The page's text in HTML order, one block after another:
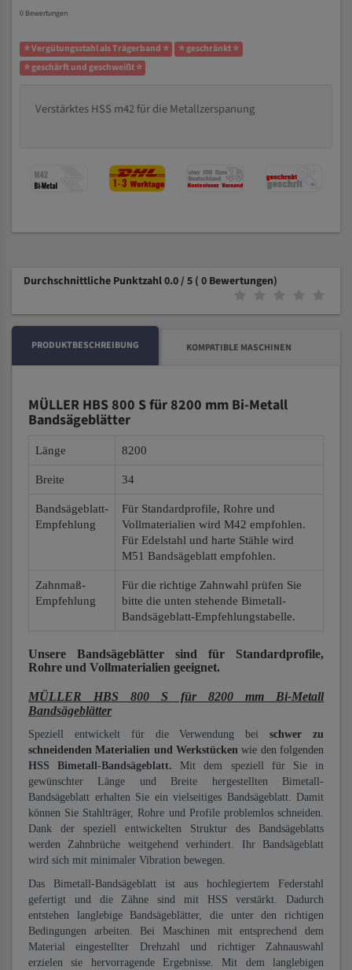
0 Bewertungen
⭐ Vergütungsstahl als Trägerband ⭐
⭐ geschränkt ⭐
⭐ geschärft und geschweißt ⭐
Verstärktes HSS m42 für die Metallzerspanung
Durchschnittliche Punktzahl 0.0 / 5 ( 0 Bewertungen)
PRODUKTBESCHREIBUNG KOMPATIBLE MASCHINEN
MÜLLER HBS 800 S für 8200 mm Bi-Metall
Bandsägeblätter
Länge 8200
Breite 34
Bandsägeblatt-
Empfehlung
Für Standardprofile, Rohre und
Vollmaterialien wird M42 empfohlen.
Für Edelstahl und harte Stähle wird
M51 Bandsägeblatt empfohlen.
Zahnmaß-
Empfehlung
Für die richtige Zahnwahl prüfen Sie
bitte die unten stehende Bimetall-
Bandsägeblatt-Empfehlungstabelle.
Unsere Bandsägeblätter sind für Standardprofile,
Rohre und Vollmaterialien geeignet.
MÜLLER HBS 800 S für 8200 mm Bi-Metall
Bandsägeblätter
Speziell entwickelt für die Verwendung beischwer zu
schneidenden Materialien und Werkstücken wie den folgenden
HSS Bimetall-Bandsägeblatt. Mit dem speziell für Sie in
gewünschter Länge und Breite hergestellten Bimetall-
Bandsägeblatt erhalten Sie ein vielseitiges Bandsägeblatt. Damit
können Sie Stahlträger, Rohre und Profile problemlos schneiden.
Dank der speziell entwickelten Struktur des Bandsägeblatts
werden Zahnbrüche weitgehend verhindert. Ihr Bandsägeblatt
wird sich mit minimaler Vibration bewegen.
Das Bimetall-Bandsägeblatt ist aus hochlegiertem Federstahl
gefertigt und die Zähne sind mit HSS verstärkt. Dadurch
entstehen langlebige Bandsägeblätter, die unter den richtigen
Bedingungen arbeiten. Bei Maschinen mit entsprechend dem
Material eingestellter Drehzahl und richtiger Zahnauswahl
erzielen sie hervorragende Ergebnisse. Mit dem langlebigen